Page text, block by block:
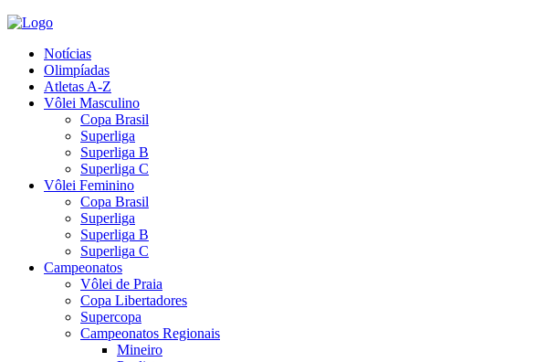
Notícias
Olimpíadas
Atletas A-Z
Vôlei Masculino
Copa Brasil
Superliga
Superliga B
Superliga C
Vôlei Feminino
Copa Brasil
Superliga
Superliga B
Superliga C
Campeonatos
Vôlei de Praia
Copa Libertadores
Supercopa
Campeonatos Regionais
Mineiro